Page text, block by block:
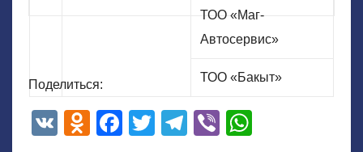
ТОО «Маг-
Автосервис»
ТОО «Бакыт»
Поделиться:
V
O
F
T
T
Vi